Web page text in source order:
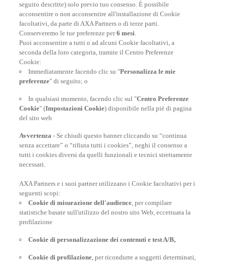
Polizza Viaggio Annuale
72€/assicurato
POLIZZE VIAGGIO
seguito descritte) solo previo tuo consenso. È possibile
acconsentire o non acconsentire all'installazione di Cookie
facoltativi, da parte di AXA Partners o di terze parti.
Conserveremo le tue preferenze per6 mesi.
Puoi acconsentire a tutti o ad alcuni Cookie facoltativi, a
seconda della loro categoria, tramite il Centro Preferenze
Cookie:
Immediatamente facendo clic su "Personalizza le mie
preferenze" di seguito; o
In qualsiasi momento, facendo clic sul "Centro Preferenze
Cookie" (Impostazioni Cookie) disponibile nella piè di pagina
del sito web
Avvertenza - Se chiudi questo banner cliccando su “continua
senza accettare” o “rifiuta tutti i cookies”, neghi il consenso a
tutti i cookies diversi da quelli funzionali e tecnici strettamente
necessari.
AXA Partners e i suoi partner utilizzano i Cookie facoltativi per i
seguenti scopi:
Cookie di misurazione dell'audience, per compilare
statistiche basate sull'utilizzo del nostro sito Web, eccettuata la
profilazione
Cookie di personalizzazione dei contenuti e test A/B,
Cookie di profilazione, per ricondurre a soggetti determinati,